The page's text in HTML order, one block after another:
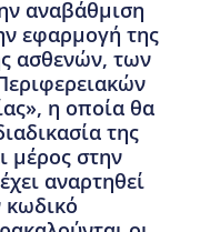
αναβάθμιση
εφαρμογή της
ασθενών, των
η οποία θα
της
μέρος στην
αναρτηθεί
κωδικό